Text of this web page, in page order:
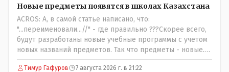
трагедии, то есть 29 июля, когда спешно установили и
воду, и новые кондиционеры, и впервые поставили
температурный режим на контроль. То есть первая
часть - информация до трагедии, вторая часть -
информация после трагедии, когда все уже было
Новые предметы появятся в школах Казахстана
ACROS: А, в самой статье написано, что:
"...переименовали...//" - где правильно ???Скорее всего,
будут разработаны новые учебные программы с учетом
новых названий предметов. Так что предметы - новые.
Хоть и переименованные)
Тимур Гафуров 7 августа 2026 г. в 21:22